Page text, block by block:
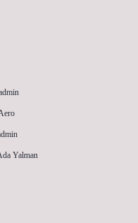
Yalman